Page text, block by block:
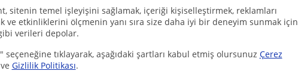
sitenin temel işleyişini sağlamak, içeriği kişiselleştirmek, reklamları
ve etkinliklerini ölçmenin yanı sıra size daha iyi bir deneyim sunmak için
verileri depolar.
seçeneğine tıklayarak, aşağıdaki şartları kabul etmiş olursunuz Çerez
ve Gizlilik Politikası.